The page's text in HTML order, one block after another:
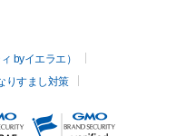
byイエラエ）
りすまし対策